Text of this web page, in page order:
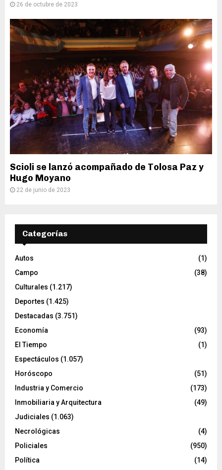
26 de octubre de 2023
Scioli se lanzó acompañado de Tolosa Paz y
Hugo Moyano
22 de junio de 2023
Categorías
Autos
(1)
Campo
(38)
Culturales (1.217)
Deportes (1.425)
Destacadas (3.751)
Economía
(93)
El Tiempo
(1)
Espectáculos (1.057)
Horóscopo
(51)
Industria y Comercio
(173)
Inmobiliaria y Arquitectura
(49)
Judiciales (1.063)
Necrológicas
(4)
Policiales
(950)
Política
(14)